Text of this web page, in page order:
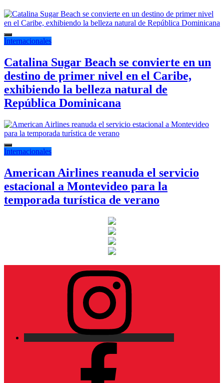
Internacionales
Catalina Sugar Beach se convierte en un
destino de primer nivel en el Caribe,
exhibiendo la belleza natural de
República Dominicana
Internacionales
American Airlines reanuda el servicio
estacional a Montevideo para la
temporada turística de verano